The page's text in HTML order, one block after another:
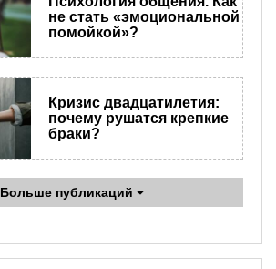
не стать «эмоциональной
помойкой»?
Кризис двадцатилетия:
почему рушатся крепкие
браки?
Больше публикаций